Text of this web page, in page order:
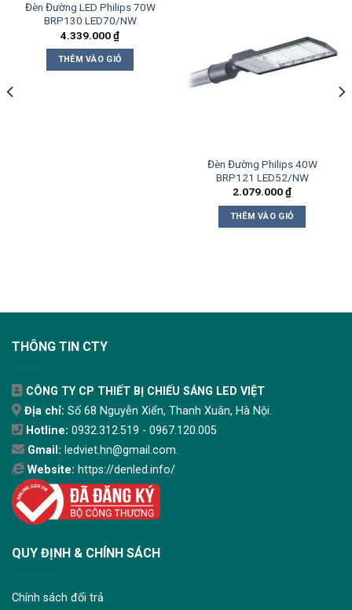
Đèn Đường LED Philips 70W
BRP130 LED70/NW
4.339.000₫
THÊM VÀO GIỎ
Đèn Đường Philips 40W
BRP121 LED52/NW
2.079.000₫
THÊM VÀO GIỎ
THÔNG TIN CTY
CÔNG TY CP THIẾT BỊ CHIẾU SÁNG LED VIỆT
Địa chỉ: Số 68 Nguyễn Xiển, Thanh Xuân, Hà Nội.
Hotline: 0932.312.519 - 0967.120.005
Gmail: ledviet.hn@gmail.com.
Website: https://denled.info/
QUY ĐỊNH & CHÍNH SÁCH
Chính sách đổi trả